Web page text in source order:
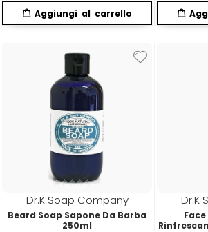
LV3
Mia
Dr.K Soap Company
Beard Soap Sapone Da Barba
250ml
Dr.K